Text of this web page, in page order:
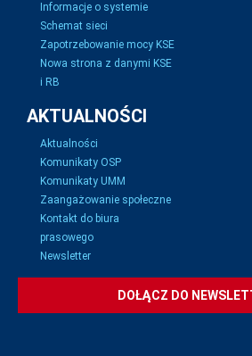
Informacje o systemie
Schemat sieci
Zapotrzebowanie mocy KSE
Nowa strona z danymi KSE
i RB
AKTUALNOŚCI
Aktualności
Komunikaty OSP
Komunikaty UMM
Zaangażowanie społeczne
Kontakt do biura
prasowego
Newsletter
DOŁĄCZ DO